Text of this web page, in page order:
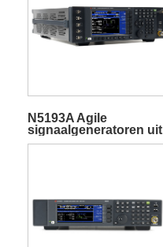
N5193A Agile
signaalgeneratoren uit
de X-serie